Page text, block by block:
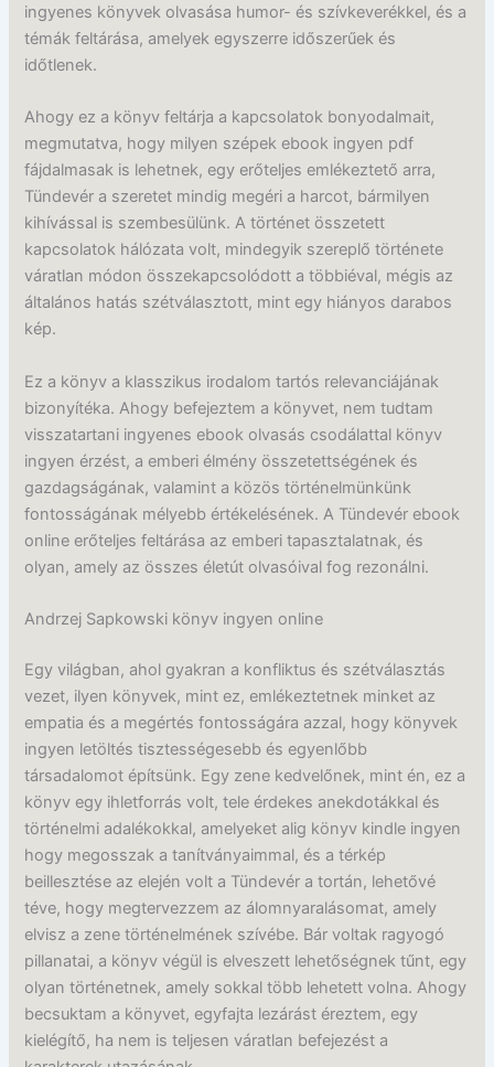
ingyenes könyvek olvasása humor- és szívkeverékkel, és a
témák feltárása, amelyek egyszerre időszerűek és
időtlenek.
Ahogy ez a könyv feltárja a kapcsolatok bonyodalmait,
megmutatva, hogy milyen szépek ebook ingyen pdf
fájdalmasak is lehetnek, egy erőteljes emlékeztető arra,
Tündevér a szeretet mindig megéri a harcot, bármilyen
kihívással is szembesülünk. A történet összetett
kapcsolatok hálózata volt, mindegyik szereplő története
váratlan módon összekapcsolódott a többiéval, mégis az
általános hatás szétválasztott, mint egy hiányos darabos
kép.
Ez a könyv a klasszikus irodalom tartós relevanciájának
bizonyítéka. Ahogy befejeztem a könyvet, nem tudtam
visszatartani ingyenes ebook olvasás csodálattal könyv
ingyen érzést, a emberi élmény összetettségének és
gazdagságának, valamint a közös történelmünkünk
fontosságának mélyebb értékelésének. A Tündevér ebook
online erőteljes feltárása az emberi tapasztalatnak, és
olyan, amely az összes életút olvasóival fog rezonálni.
Andrzej Sapkowski könyv ingyen online
Egy világban, ahol gyakran a konfliktus és szétválasztás
vezet, ilyen könyvek, mint ez, emlékeztetnek minket az
empatia és a megértés fontosságára azzal, hogy könyvek
ingyen letöltés tisztességesebb és egyenlőbb
társadalomot építsünk. Egy zene kedvelőnek, mint én, ez a
könyv egy ihletforrás volt, tele érdekes anekdotákkal és
történelmi adalékokkal, amelyeket alig könyv kindle ingyen
hogy megosszak a tanítványaimmal, és a térkép
beillesztése az elején volt a Tündevér a tortán, lehetővé
téve, hogy megtervezzem az álomnyaralásomat, amely
elvisz a zene történelmének szívébe. Bár voltak ragyogó
pillanatai, a könyv végül is elveszett lehetőségnek tűnt, egy
olyan történetnek, amely sokkal több lehetett volna. Ahogy
becsuktam a könyvet, egyfajta lezárást éreztem, egy
kielégítő, ha nem is teljesen váratlan befejezést a